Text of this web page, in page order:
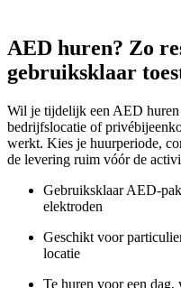
AED huren? Zo
gebruiksklaar
Wil je tijdelijk een AED huren
bedrijfslocatie of
werkt. Kies je huurperiode,
de levering ruim vóór de
Gebruiksklaar AED-
elektroden
Geschikt voor
locatie
Te huren voor een